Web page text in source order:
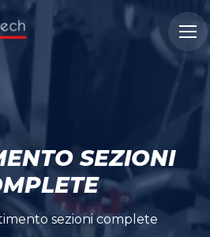
SEZIONI
sezioni complete